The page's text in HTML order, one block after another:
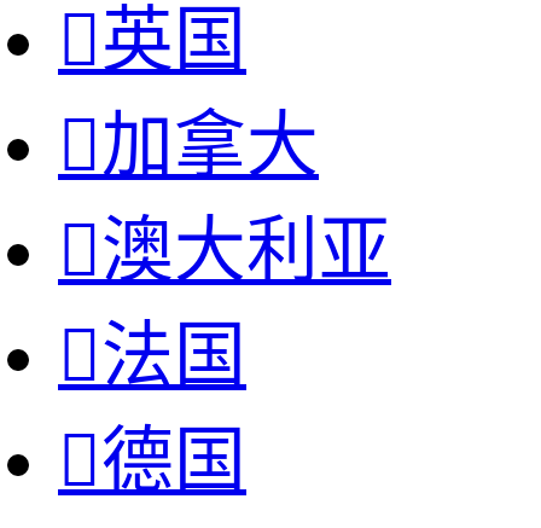
英国
加拿大
澳大利亚
法国
德国